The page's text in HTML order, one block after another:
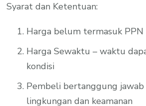
Syarat dan Ketentuan:
Harga belum termasuk PPN
Harga Sewaktu – waktu
kondisi
Pembeli bertanggung jawab
lingkungan dan keamanan